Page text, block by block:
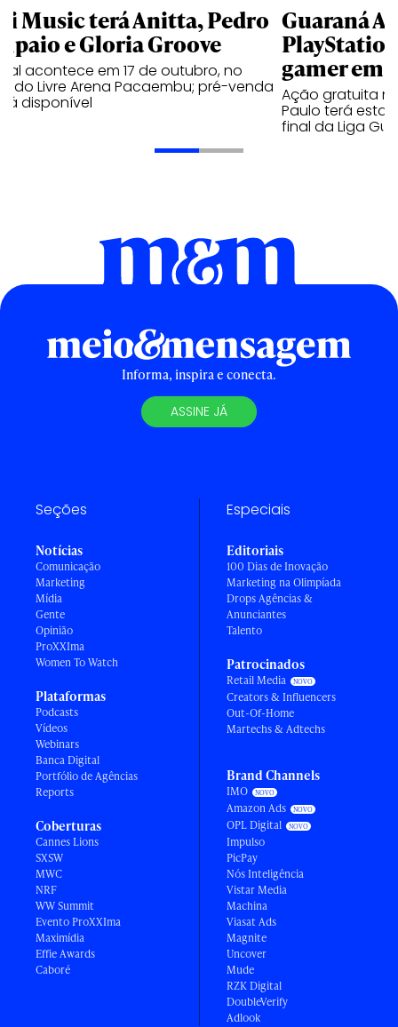
Music terá Anitta, Pedro
e Gloria Groove
acontece em 17 de outubro, no
Livre Arena Pacaembu; pré-venda
disponível
Guaraná
gamer em
Ação gratuita
Paulo terá
final da Liga
Informa, inspira e conecta.
ASSINE JÁ
Seções
Notícias
Comunicação
Marketing
Mídia
Gente
Opinião
ProXXIma
Women To Watch
Plataformas
Podcasts
Vídeos
Webinars
Banca Digital
Portfólio de Agências
Reports
Coberturas
Cannes Lions
SXSW
MWC
NRF
WW Summit
Evento ProXXIma
Maximídia
Effie Awards
Caboré
Especiais
Editoriais
100 Dias de Inovação
Marketing na Olimpíada
Drops Agências &
Anunciantes
Talento
Patrocinados
Retail Media
Creators & Influencers
Out-Of-Home
Martechs & Adtechs
Brand Channels
IMO
Amazon Ads
OPL Digital
Impulso
PicPay
Nós Inteligência
Vistar Media
Machina
Viasat Ads
Magnite
Uncover
Mude
RZK Digital
DoubleVerify
Adlook